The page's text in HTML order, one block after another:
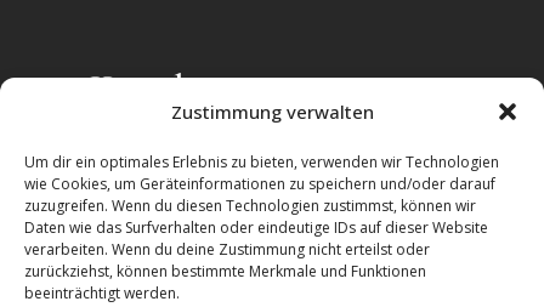
Zustimmung verwalten
Um dir ein optimales Erlebnis zu bieten, verwenden wir Technologien
wie Cookies, um Geräteinformationen zu speichern und/oder darauf
zuzugreifen. Wenn du diesen Technologien zustimmst, können wir
Daten wie das Surfverhalten oder eindeutige IDs auf dieser Website
verarbeiten. Wenn du deine Zustimmung nicht erteilst oder
zurückziehst, können bestimmte Merkmale und Funktionen
beeinträchtigt werden.
Kontakt
(haftungsbeschränkt)
Alttrachau 35
01139 Dresden
Telefon:+49-(351)-417241225